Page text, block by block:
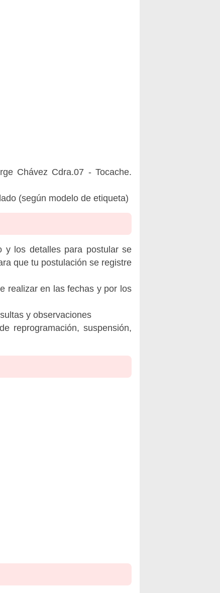
Chávez Cdra.07 - Tocache.
(según modelo de etiqueta)
y los detalles para postular se
que tu postulación se registre
realizar en las fechas y por los
y observaciones
reprogramación, suspensión,